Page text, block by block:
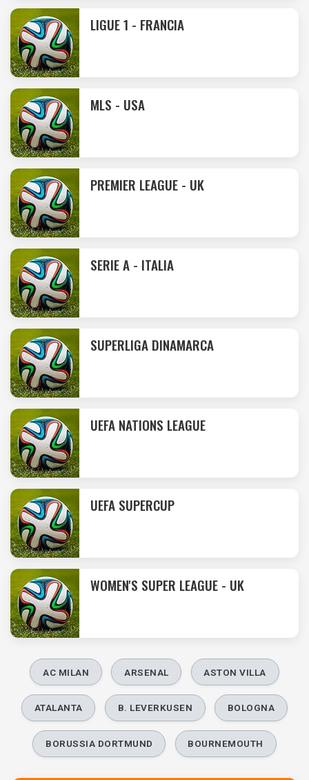
LIGUE 1 - FRANCIA
MLS - USA
PREMIER LEAGUE - UK
SERIE A - ITALIA
SUPERLIGA DINAMARCA
UEFA NATIONS LEAGUE
UEFA SUPERCUP
WOMEN'S SUPER LEAGUE - UK
AC MILAN ARSENAL ASTON VILLA
ATALANTA B. LEVERKUSEN BOLOGNA
BORUSSIA DORTMUND BOURNEMOUTH